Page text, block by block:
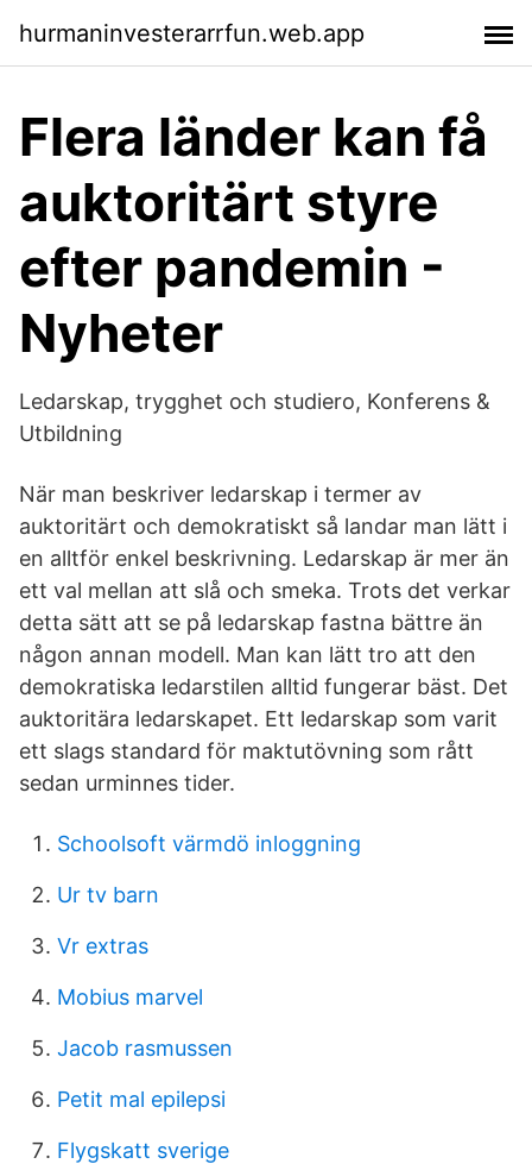
hurmaninvesterarrfun.web.app
Flera länder kan få
auktoritärt styre
efter pandemin -
Nyheter
Ledarskap, trygghet och studiero, Konferens &
Utbildning
När man beskriver ledarskap i termer av
auktoritärt och demokratiskt så landar man lätt i
en alltför enkel beskrivning. Ledarskap är mer än
ett val mellan att slå och smeka. Trots det verkar
detta sätt att se på ledarskap fastna bättre än
någon annan modell. Man kan lätt tro att den
demokratiska ledarstilen alltid fungerar bäst. Det
auktoritära ledarskapet. Ett ledarskap som varit
ett slags standard för maktutövning som rått
sedan urminnes tider.
Schoolsoft värmdö inloggning
Ur tv barn
Vr extras
Mobius marvel
Jacob rasmussen
Petit mal epilepsi
Flygskatt sverige